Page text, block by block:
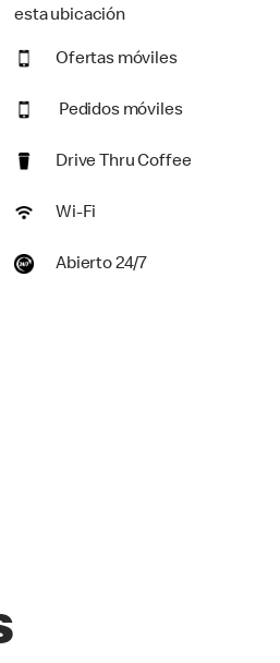
esta ubicación
Ofertas móviles
Pedidos móviles
Drive Thru Coffee
Wi-Fi
Abierto 24/7